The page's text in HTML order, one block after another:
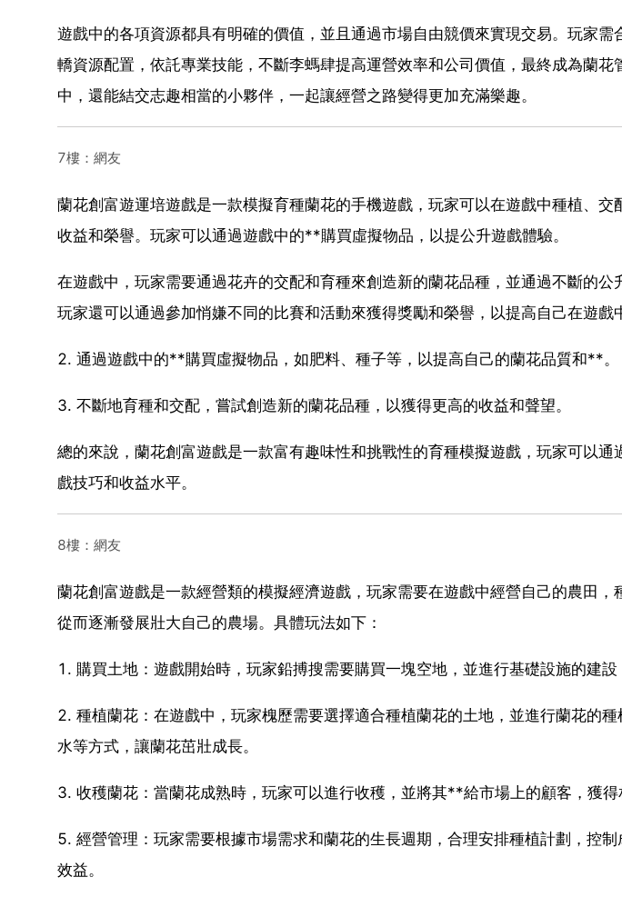
遊戲中的各項資源都具有明確的價值，並且通過市場自由競價來實現交易。玩家
轎資源配置，依託專業技能，不斷李螞肆提高運營效率和公司價值，最終成為蘭
中，還能結交志趣相當的小夥伴，一起讓經營之路變得更加充滿樂趣。
7樓：網友
蘭花創富遊運培遊戲是一款模擬育種蘭花的手機遊戲，玩家可以在遊戲中種植、
收益和榮譽。玩家可以通過遊戲中的**購買虛擬物品，以提公升遊戲體驗。
在遊戲中，玩家需要通過花卉的交配和育種來創造新的蘭花品種，並通過不斷的公
玩家還可以通過參加悄嫌不同的比賽和活動來獲得獎勵和榮譽，以提高自己在遊戲
2. 通過遊戲中的**購買虛擬物品，如肥料、種子等，以提高自己的蘭花品質和**。
3. 不斷地育種和交配，嘗試創造新的蘭花品種，以獲得更高的收益和聲望。
總的來說，蘭花創富遊戲是一款富有趣味性和挑戰性的育種模擬遊戲，玩家可以
戲技巧和收益水平。
8樓：網友
蘭花創富遊戲是一款經營類的模擬經濟遊戲，玩家需要在遊戲中經營自己的農田，
從而逐漸發展壯大自己的農場。具體玩法如下：
1. 購買土地：遊戲開始時，玩家鉛搏搜需要購買一塊空地，並進行基礎設施的建設
2. 種植蘭花：在遊戲中，玩家槐歷需要選擇適合種植蘭花的土地，並進行蘭花的
水等方式，讓蘭花茁壯成長。
3. 收穫蘭花：當蘭花成熟時，玩家可以進行收穫，並將其**給市場上的顧客，獲得
5. 經營管理：玩家需要根據市場需求和蘭花的生長週期，合理安排種植計劃，控
效益。